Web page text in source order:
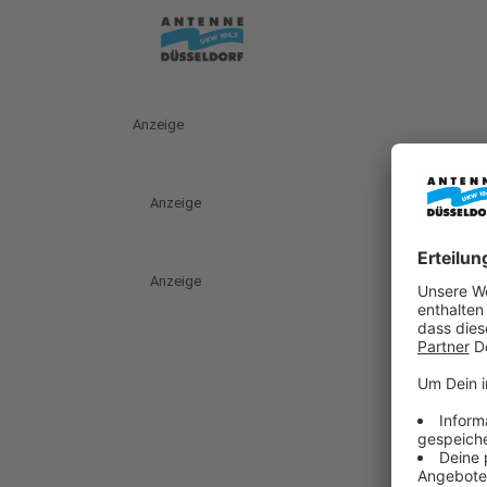
Anzeige
Anzeige
Anzeige